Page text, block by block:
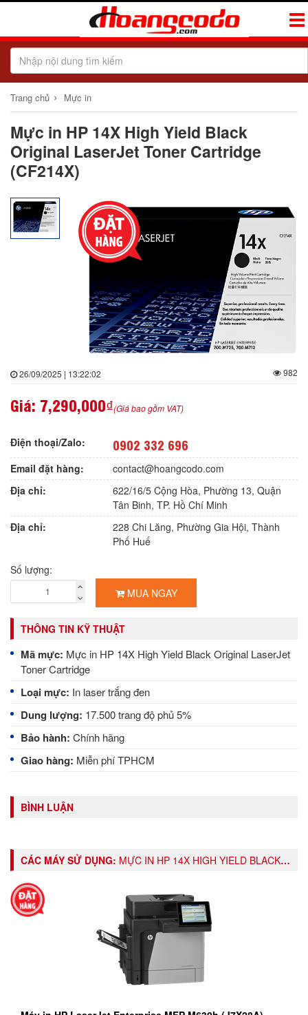
Trang chủ › Mực in
Mực in HP 14X High Yield Black
Original LaserJet Toner Cartridge
(CF214X)
26/09/2025 | 13:22:02 982
Giá: 7,290,000₫(Giá bao gồm VAT)
Điện thoại/Zalo: 0902 332 696
Email đặt hàng:
contact@hoangcodo.com
Địa chỉ:
622/16/5 Cộng Hòa, Phường 13, Quận
Tân Binh, TP. Hồ Chí Minh
Địa chỉ:
228 Chi Lăng, Phường Gia Hội, Thành
Phố Huế
Số lượng:
MUA NGAY
THÔNG TIN KỸ THUẬT
Mã mực: Mực in HP 14X High Yield Black Original LaserJet
Toner Cartridge
Loại mực: In laser trắng đen
Dung lượng: 17.500 trang độ phủ 5%
Bảo hành: Chính hãng
Giao hàng: Miễn phí TPHCM
BÌNH LUẬN
CÁC MÁY SỬ DỤNG: MỰC IN HP 14X HIGH YIELD BLACK ORIGINAL LASERJET TONER CARTRIDGE (CF214X)